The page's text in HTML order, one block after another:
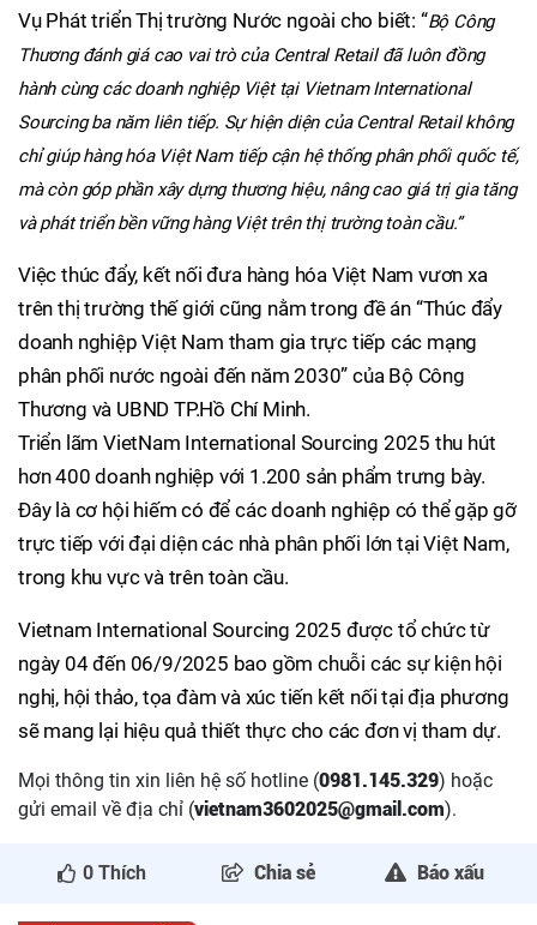
Vụ Phát triển Thị trường Nước ngoài cho biết: “Bộ Công
Thương đánh giá cao vai trò của Central Retail đã luôn đồng
hành cùng các doanh nghiệp Việt tại Vietnam International
Sourcing ba năm liên tiếp. Sự hiện diện của Central Retail không
chỉ giúp hàng hóa Việt Nam tiếp cận hệ thống phân phối quốc tế,
mà còn góp phần xây dựng thương hiệu, nâng cao giá trị gia tăng
và phát triển bền vững hàng Việt trên thị trường toàn cầu.”
Việc thúc đẩy, kết nối đưa hàng hóa Việt Nam vươn xa
trên thị trường thế giới cũng nằm trong đề án “Thúc đẩy
doanh nghiệp Việt Nam tham gia trực tiếp các mạng
phân phối nước ngoài đến năm 2030” của Bộ Công
Thương và UBND TP.Hồ Chí Minh.
Triển lãm VietNam International Sourcing 2025 thu hút
hơn 400 doanh nghiệp với 1.200 sản phẩm trưng bày.
Đây là cơ hội hiếm có để các doanh nghiệp có thể gặp gỡ
trực tiếp với đại diện các nhà phân phối lớn tại Việt Nam,
trong khu vực và trên toàn cầu.
Vietnam International Sourcing 2025 được tổ chức từ
ngày 04 đến 06/9/2025 bao gồm chuỗi các sự kiện hội
nghị, hội thảo, tọa đàm và xúc tiến kết nối tại địa phương
sẽ mang lại hiệu quả thiết thực cho các đơn vị tham dự.
Mọi thông tin xin liên hệ số hotline (0981.145.329) hoặc
gửi email về địa chỉ (vietnam3602025@gmail.com).
0 Thích Chia sẻ Báo xấu